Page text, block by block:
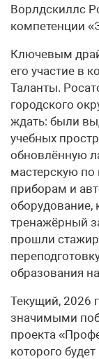
Ворлдскиллс
компетенции
Ключевым
его участие в
Таланты.
городского
ждать: были
учебных
обновлённую
мастерскую
приборам и
оборудование,
тренажёрный
прошли
образования
Текущий, 2026
значимыми
проекта
которого